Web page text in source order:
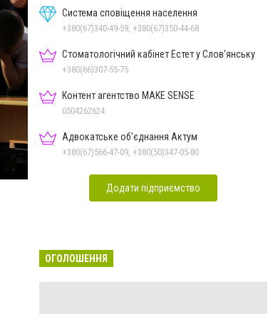
Система сповіщення населення
+380(67)340-49-59, +380(67)350-44-68
Стоматологічний кабінет Естет у Слов'янську
+380(66)307-55-75
Контент агентство MAKE SENSE
0504262624
Адвокатське об'єднання Актум
+380(67)566-47-09, +380(50)347-05-80
Додати підприємство
ОГОЛОШЕННЯ